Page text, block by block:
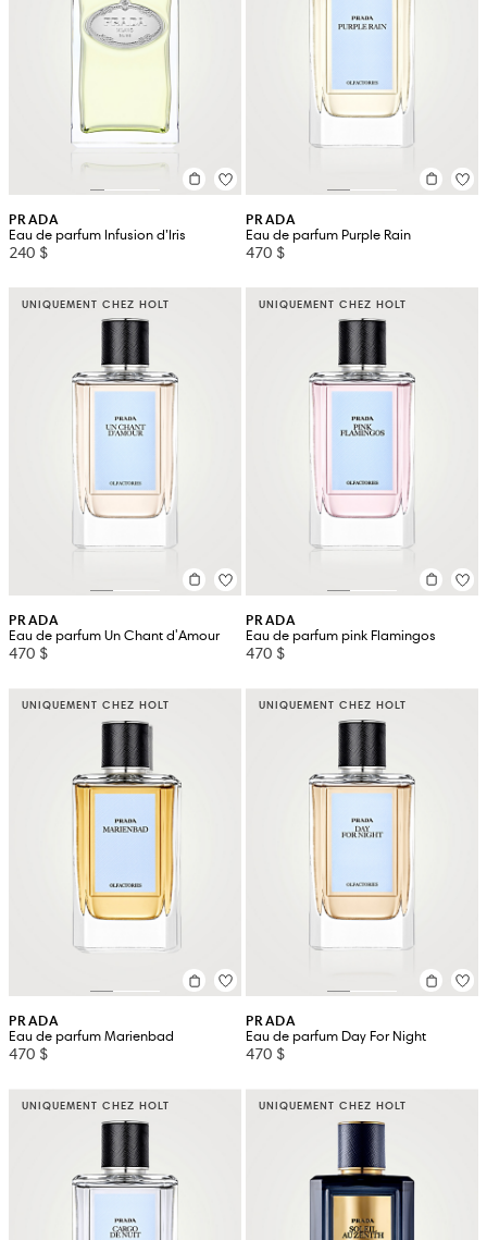
PRADA
Eau de parfum Infusion d’Iris
240 $
PRADA
Eau de parfum Purple Rain
470 $
UNIQUEMENT CHEZ HOLT
PRADA
Eau de parfum Un Chant d'Amour
470 $
UNIQUEMENT CHEZ HOLT
PRADA
Eau de parfum pink Flamingos
470 $
UNIQUEMENT CHEZ HOLT
PRADA
Eau de parfum Marienbad
470 $
UNIQUEMENT CHEZ HOLT
PRADA
Eau de parfum Day For Night
470 $
UNIQUEMENT CHEZ HOLT UNIQUEMENT CHEZ HOLT